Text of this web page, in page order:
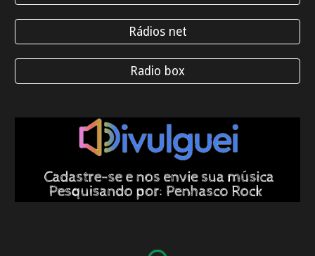
Rádios net
Radio box